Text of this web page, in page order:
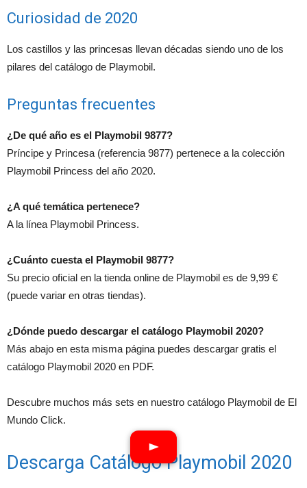
Curiosidad de 2020
Los castillos y las princesas llevan décadas siendo uno de los
pilares del catálogo de Playmobil.
Preguntas frecuentes
¿De qué año es el Playmobil 9877?
Príncipe y Princesa (referencia 9877) pertenece a la colección
Playmobil Princess del año 2020.
¿A qué temática pertenece?
A la línea Playmobil Princess.
¿Cuánto cuesta el Playmobil 9877?
Su precio oficial en la tienda online de Playmobil es de 9,99 €
(puede variar en otras tiendas).
¿Dónde puedo descargar el catálogo Playmobil 2020?
Más abajo en esta misma página puedes descargar gratis el
catálogo Playmobil 2020 en PDF.
Descubre muchos más sets en nuestro catálogo Playmobil de El
Mundo Click.
Descarga Catálogo Playmobil 2020